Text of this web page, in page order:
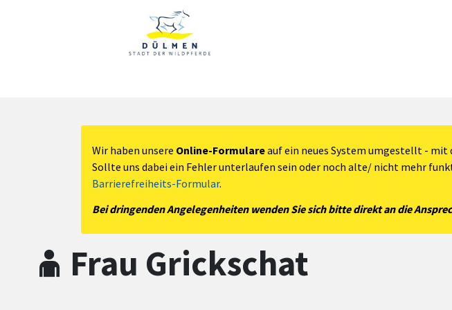
Zum Hauptinhalt
Wir haben unsere Online-Formulareauf ein neues System umgestellt - mit
Sollte uns dabei ein Fehler unterlaufen sein oder noch alte/ nicht mehr
Barrierefreiheits-Formular.
Bei dringenden Angelegenheiten wenden Sie sich bitte direkt an die
Frau Grickschat